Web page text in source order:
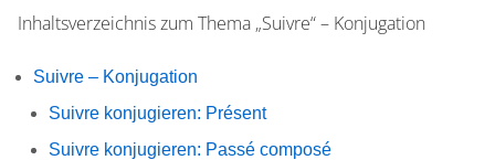
Inhaltsverzeichnis zum Thema „Suivre“ – Konjugation
Suivre – Konjugation
Suivre konjugieren: Présent
Suivre konjugieren: Passé composé